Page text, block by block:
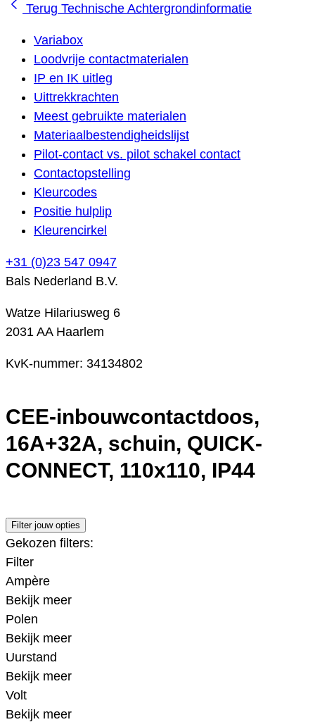
Terug Technische Achtergrondinformatie
Variabox
Loodvrije contactmaterialen
IP en IK uitleg
Uittrekkrachten
Meest gebruikte materialen
Materiaalbestendigheidslijst
Pilot-contact vs. pilot schakel contact
Contactopstelling
Kleurcodes
Positie hulplip
Kleurencirkel
+31 (0)23 547 0947
Bals Nederland B.V.
Watze Hilariusweg 6
2031 AA Haarlem
KvK-nummer: 34134802
CEE-inbouwcontactdoos,
16A+32A, schuin, QUICK-
CONNECT, 110x110, IP44
Filter jouw opties
Gekozen filters:
Filter
Ampère
Bekijk meer
Polen
Bekijk meer
Uurstand
Bekijk meer
Volt
Bekijk meer